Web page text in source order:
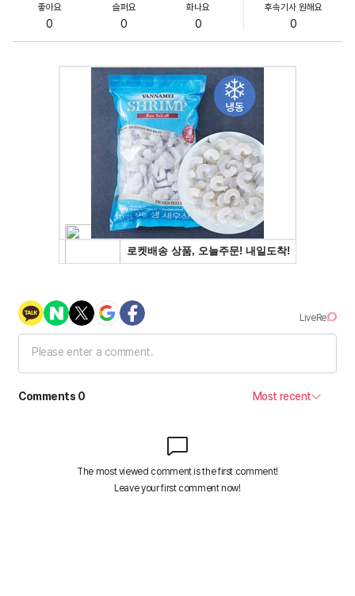
좋아요
0
슬퍼요
0
화나요
0
후속기사 원해요
0